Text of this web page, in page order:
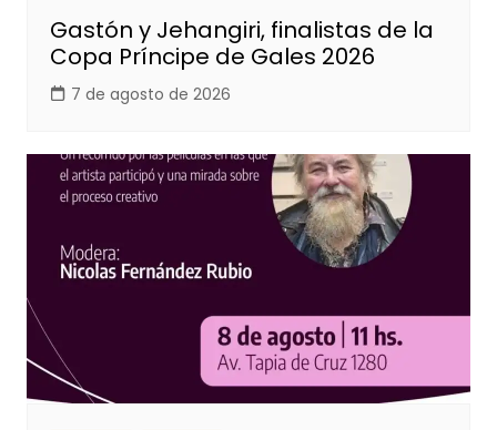
Gastón y Jehangiri, finalistas de la
Copa Príncipe de Gales 2026
7 de agosto de 2026